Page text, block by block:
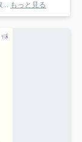
... もっと見る